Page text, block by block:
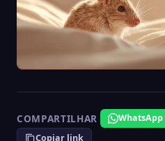
COMPARTILHAR WhatsApp
Copiar link